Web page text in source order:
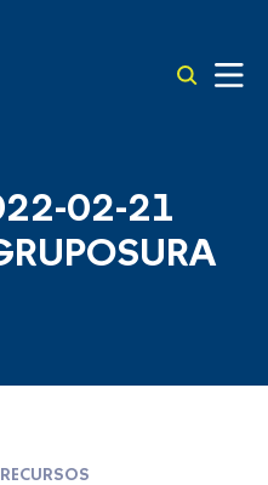
02-21